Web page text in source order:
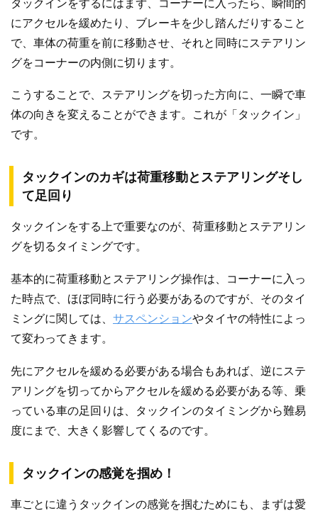
タックインをするにはまず、コーナーに入ったら、瞬間的
にアクセルを緩めたり、ブレーキを少し踏んだりすること
で、車体の荷重を前に移動させ、それと同時にステアリン
グをコーナーの内側に切ります。
こうすることで、ステアリングを切った方向に、一瞬で車
体の向きを変えることができます。これが「タックイン」
です。
タックインのカギは荷重移動とステアリングそし
て足回り
タックインをする上で重要なのが、荷重移動とステアリン
グを切るタイミングです。
基本的に荷重移動とステアリング操作は、コーナーに入っ
た時点で、ほぼ同時に行う必要があるのですが、そのタイ
ミングに関しては、 サスペンションやタイヤの特性によっ
て変わってきます。
先にアクセルを緩める必要がある場合もあれば、逆にステ
アリングを切ってからアクセルを緩める必要がある等、乗
っている車の足回りは、タックインのタイミングから難易
度にまで、大きく影響してくるのです。
タックインの感覚を掴め！
車ごとに違うタックインの感覚を掴むためにも、まずは愛